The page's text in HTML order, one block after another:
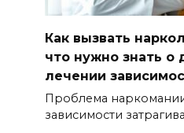
Как вызвать
что нужно знать
лечении
Проблема
зависимости